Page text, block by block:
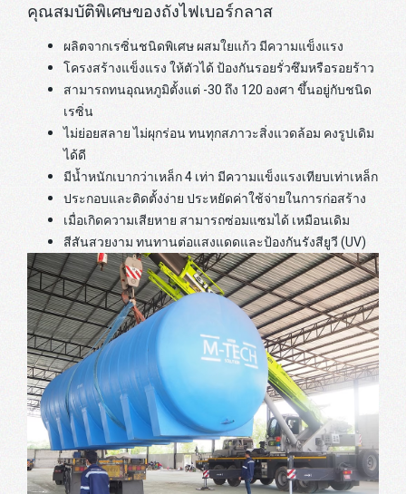
คุณสมบัติพิเศษของถังไฟเบอร์กลาส
ผลิตจากเรซิ่นชนิดพิเศษ ผสมใยแก้ว มีความแข็งแรง
โครงสร้างแข็งแรง ให้ตัวได้ ป้องกันรอยรั่วซึมหรือรอยร้าว
สามารถทนอุณหภูมิตั้งแต่ -30 ถึง 120 องศา ขึ้นอยู่กับชนิด
เรซิ่น
ไม่ย่อยสลาย ไม่ผุกร่อน ทนทุกสภาวะสิ่งแวดล้อม คงรูปเดิม
ได้ดี
มีน้ำหนักเบากว่าเหล็ก 4 เท่า มีความแข็งแรงเทียบเท่าเหล็ก
ประกอบและติดตั้งง่าย ประหยัดค่าใช้จ่ายในการก่อสร้าง
เมื่อเกิดความเสียหาย สามารถซ่อมแซมได้ เหมือนเดิม
สีสันสวยงาม ทนทานต่อแสงแดดและป้องกันรังสียูวี (UV)